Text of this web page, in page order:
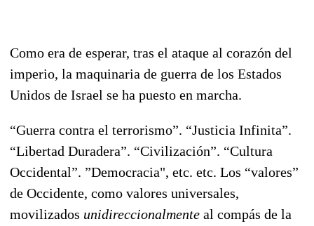
Como era de esperar, tras el ataque al corazón del
imperio, la maquinaria de guerra de los Estados
Unidos de Israel se ha puesto en marcha.
“Guerra contra el terrorismo”. “Justicia Infinita”.
“Libertad Duradera”. “Civilización”. “Cultura
Occidental”. ”Democracia", etc. etc. Los “valores”
de Occidente, como valores universales,
movilizados unidireccionalmente al compás de la